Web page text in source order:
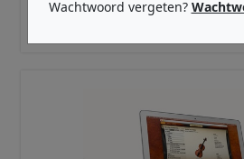
€ 359,99
Wachtwoord vergeten?